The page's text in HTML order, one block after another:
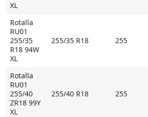
XL
Rotalla
RU01
255/35
R18 94W
XL
255/35 R18 255
Rotalla
RU01
255/40
ZR18 99Y
XL
255/40 R18 255